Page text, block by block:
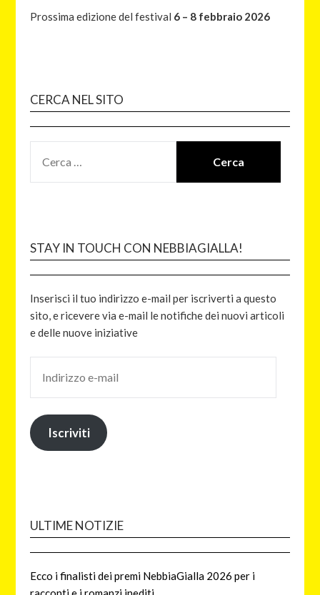
Prossima edizione del festival 6 – 8 febbraio 2026
CERCA NEL SITO
STAY IN TOUCH CON NEBBIAGIALLA!
Inserisci il tuo indirizzo e-mail per iscriverti a questo
sito, e ricevere via e-mail le notifiche dei nuovi articoli
e delle nuove iniziative
Iscriviti
ULTIME NOTIZIE
Ecco i finalisti dei premi NebbiaGialla 2026 per i